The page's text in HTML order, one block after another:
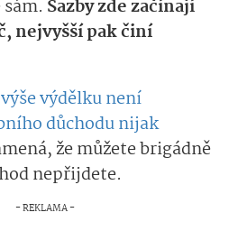
Sazby zde začínají
nejvyšší pak činí
výše výdělku není
důchodu nijak
že můžete brigádně
nepřijdete.